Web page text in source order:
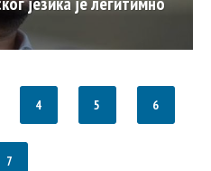
4 5 6
7